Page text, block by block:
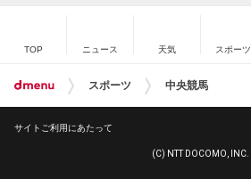
TOP ニュース 天気 スポーツ
スポーツ 中央競馬
サイトご利用にあたって
(C) NTT DOCOMO, INC.